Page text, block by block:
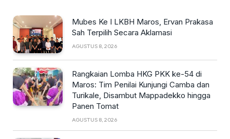
Mubes Ke I LKBH Maros, Ervan Prakasa
Sah Terpilih Secara Aklamasi
AGUSTUS 8, 2026
Rangkaian Lomba HKG PKK ke-54 di
Maros: Tim Penilai Kunjungi Camba dan
Turikale, Disambut Mappadekko hingga
Panen Tomat
AGUSTUS 8, 2026